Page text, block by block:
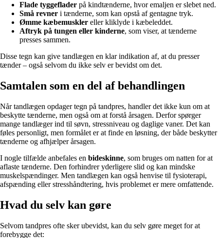
Flade tyggeflader på kindtænderne, hvor emaljen er slebet ned.
Små revner i tænderne, som kan opstå af gentagne tryk.
Ømme kæbemuskler eller kliklyde i kæbeleddet.
Aftryk på tungen eller kinderne, som viser, at tænderne
presses sammen.
Disse tegn kan give tandlægen en klar indikation af, at du presser
tænder – også selvom du ikke selv er bevidst om det.
Samtalen som en del af behandlingen
Når tandlægen opdager tegn på tandpres, handler det ikke kun om at
beskytte tænderne, men også om at forstå årsagen. Derfor spørger
mange tandlæger ind til søvn, stressniveau og daglige vaner. Det kan
føles personligt, men formålet er at finde en løsning, der både beskytter
tænderne og afhjælper årsagen.
I nogle tilfælde anbefales en bideskinne, som bruges om natten for at
aflaste tænderne. Den forhindrer yderligere slid og kan mindske
muskelspændinger. Men tandlægen kan også henvise til fysioterapi,
afspænding eller stresshåndtering, hvis problemet er mere omfattende.
Hvad du selv kan gøre
Selvom tandpres ofte sker ubevidst, kan du selv gøre meget for at
forebygge det: